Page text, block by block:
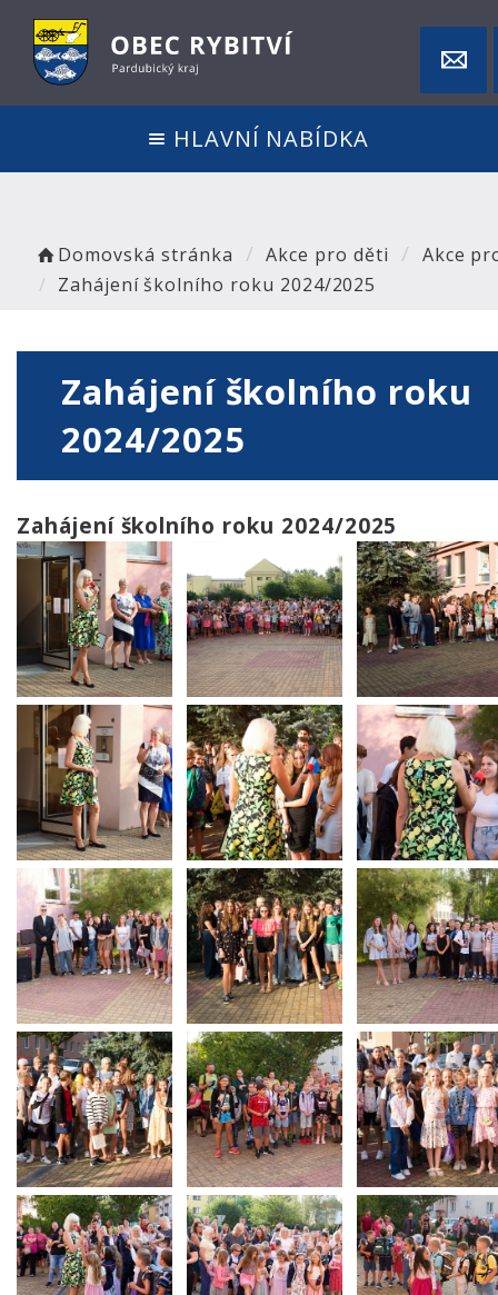
HLAVNÍ NABÍDKA
Domovská stránka Akce pro děti
Akce
Zahájení školního roku 2024/2025
Zahájení školního roku
2024/2025
Zahájení školního roku 2024/2025